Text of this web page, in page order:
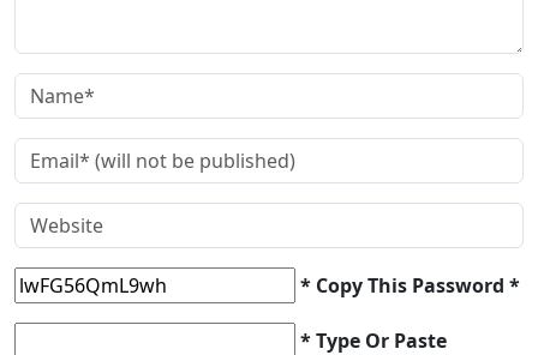
* Copy This Password *
* Type Or Paste